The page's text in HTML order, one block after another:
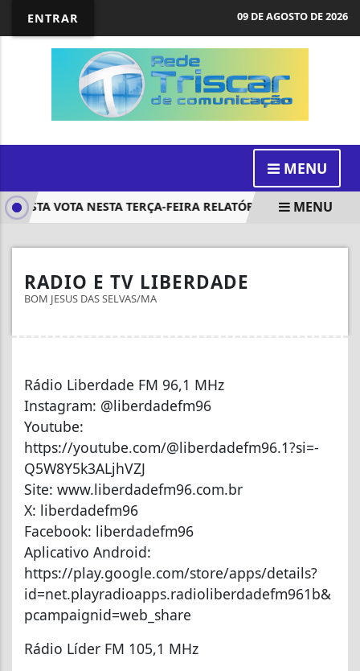
ENTRAR 09 DE AGOSTO DE 2026
MENU
MISTA VOTA NESTA TERÇA-FEIRA RELATÓRIO SOBREMENU
RADIO E TV LIBERDADE
BOM JESUS DAS SELVAS/MA
Rádio Liberdade FM 96,1 MHz
Instagram: @liberdadefm96
Youtube:
https://youtube.com/@liberdadefm96.1?si=-
Q5W8Y5k3ALjhVZJ
Site: www.liberdadefm96.com.br
X: liberdadefm96
Facebook: liberdadefm96
Aplicativo Android:
https://play.google.com/store/apps/details?
id=net.playradioapps.radioliberdadefm961b&
pcampaignid=web_share
Rádio Líder FM 105,1 MHz